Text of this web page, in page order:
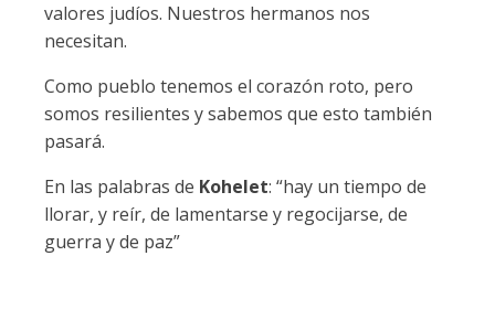
valores judíos. Nuestros hermanos nos
necesitan.
Como pueblo tenemos el corazón roto, pero
somos resilientes y sabemos que esto también
pasará.
En las palabras de Kohelet: “hay un tiempo de
llorar, y reír, de lamentarse y regocijarse, de
guerra y de paz”